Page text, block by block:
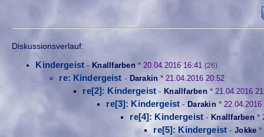
Diskussionsverlauf:
Kindergeist - Knallfarben * 20.04.2016 16:41 (26)
re: Kindergeist - Darakin *21.04.2016 20:52
re[2]: Kindergeist - Knallfarben* 21.04.2016
re[3]: Kindergeist - Darakin* 22.04.2016
re[4]: Kindergeist - Knallfarben*
re[5]: Kindergeist -Jokke *